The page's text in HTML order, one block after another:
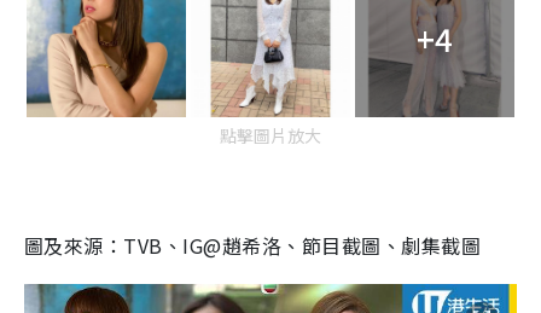
+4
點擊圖片放大
圖及來源：TVB、IG@趙希洛、節目截圖、劇集截圖